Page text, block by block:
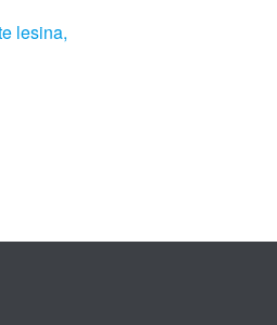
lesina,